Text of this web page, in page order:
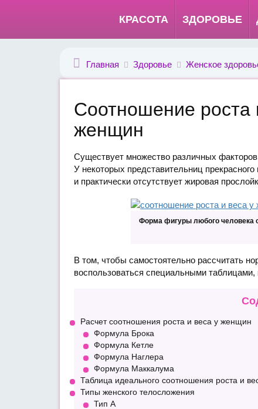
КРАСОТА ЗДОРОВЬЕ
Главная Здоровье Женское
Соотношение роста
женщин
Существует множество различных
У некоторых представительниц
и практически отсутствует жировая
Форма фигуры любого человека
В том, чтобы самостоятельно рассчитать
воспользоваться специальными
Расчет соотношения роста и веса у женщин
Формула Брока
Формула Кетле
Формула Наглера
Формула Маккалума
Таблица идеального соотношения роста и
Типы женского телосложения
Тип А